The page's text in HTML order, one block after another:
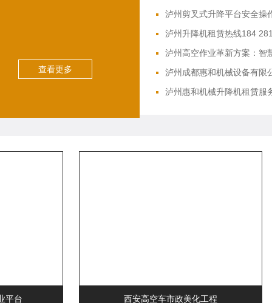
查看更多
泸州剪叉式升降平台安全操
泸州升降机租赁热线184
泸州高空作业革新方案：智
泸州成都惠和机械设备有
泸州惠和机械升降机租赁
台 西安高空车市政美化工程